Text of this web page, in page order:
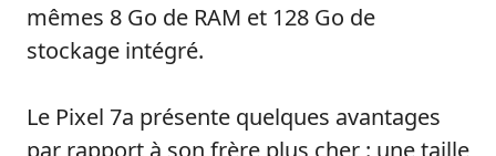
mêmes 8 Go de RAM et 128 Go de
stockage intégré.
Le Pixel 7a présente quelques avantages
par rapport à son frère plus cher : une taille